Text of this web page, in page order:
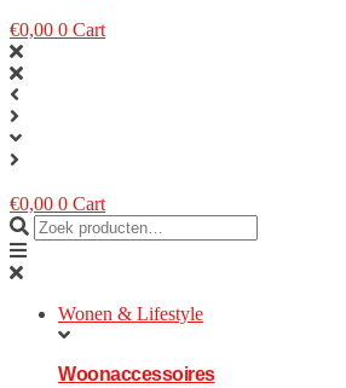
€0,00 0 Cart
€0,00 0 Cart
Wonen & Lifestyle
Woonaccessoires